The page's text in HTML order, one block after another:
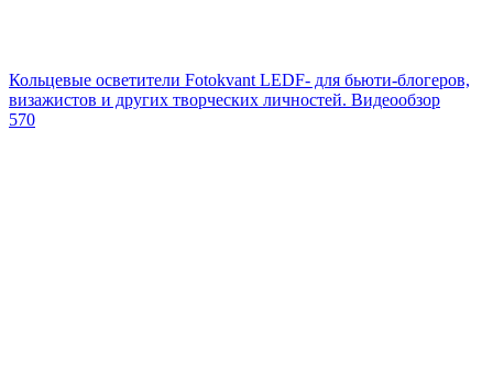
Кольцевые осветители Fotokvant LEDF- для бьюти-блогеров,
визажистов и других творческих личностей. Видеообзор
570